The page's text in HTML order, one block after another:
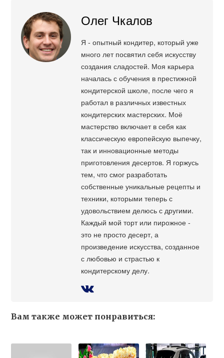
Олег Чкалов
Я - опытный кондитер, который уже
много лет посвятил себя искусству
создания сладостей. Моя карьера
началась с обучения в престижной
кондитерской школе, после чего я
работал в различных известных
кондитерских мастерских. Моё
мастерство включает в себя как
классическую европейскую выпечку,
так и инновационные методы
приготовления десертов. Я горжусь
тем, что смог разработать
собственные уникальные рецепты и
техники, которыми теперь с
удовольствием делюсь с другими.
Каждый мой торт или пирожное -
это не просто десерт, а
произведение искусства, созданное
с любовью и страстью к
кондитерскому делу.
Вам также может понравиться: